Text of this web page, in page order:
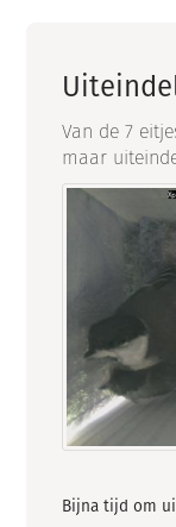
Van de 7
maar
Bijna tijd om